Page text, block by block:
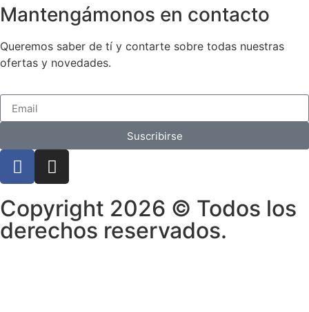
Mantengámonos en contacto
Queremos saber de tí y contarte sobre todas nuestras
ofertas y novedades.
Suscribirse
Copyright 2026 © Todos los
derechos reservados.